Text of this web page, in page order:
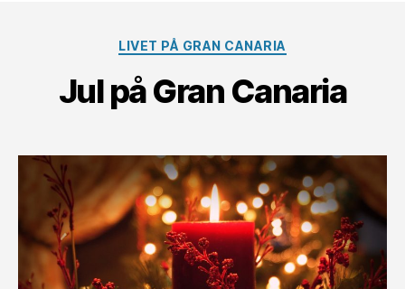
Kategorier
LIVET PÅ GRAN CANARIA
Jul på Gran Canaria